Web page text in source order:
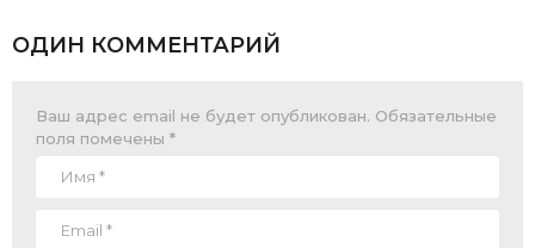
ОДИН КОММЕНТАРИЙ
Ваш адрес email не будет опубликован. Обязательные
поля помечены *